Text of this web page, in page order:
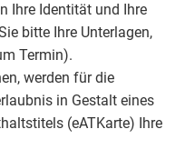
Ihre Identität und Ihre
bitte Ihre Unterlagen,
Termin).
werden für die
in Gestalt eines
(eATKarte) Ihre